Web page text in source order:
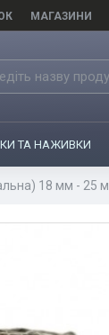
МАГАЗИНИ
ТА НАЖИВКИ
18 мм - 25 м